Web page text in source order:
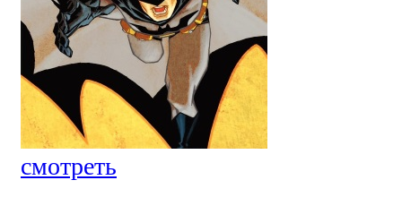
смотреть